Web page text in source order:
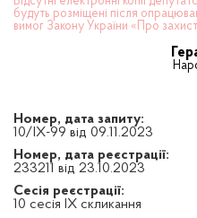
будуть розміщені після
вимог Закону України «Про
Номер, дата запиту:
10/IX-99 від 09.11.2023
Номер, дата реєстрації:
233211 від 23.10.2023
Сесія реєстрації:
10 сесія IX скликання